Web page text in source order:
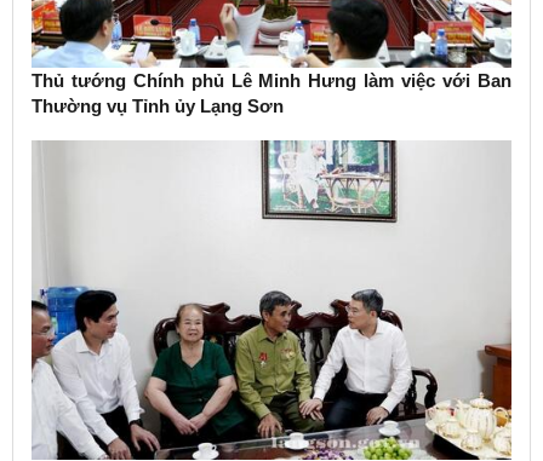
Thủ tướng Chính phủ Lê Minh Hưng làm việc với Ban
Thường vụ Tỉnh ủy Lạng Sơn